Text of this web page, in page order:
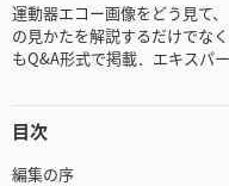
運動器エコー画像をどう見て
の見かたを解説するだけでな
もQ&A形式で掲載．エキスパ
目次
編集の序